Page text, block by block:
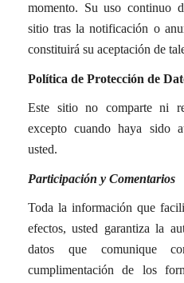
momento. Su uso continuo
sitio tras la notificación o
constituirá su aceptación de
Política de Protección de
Este sitio no comparte ni
excepto cuando haya sido
usted.
Participación y Comentarios
Toda la información que
efectos, usted garantiza la
datos que comunique
cumplimentación de los